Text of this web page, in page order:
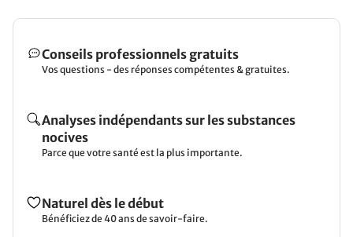
Conseils professionnels gratuits
Vos questions - des réponses compétentes & gratuites.
Analyses indépendants sur les substances
nocives
Parce que votre santé est la plus importante.
Naturel dès le début
Bénéficiez de 40 ans de savoir-faire.